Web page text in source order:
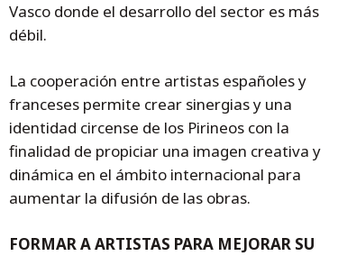
Vasco donde el desarrollo del sector es más
débil.
La cooperación entre artistas españoles y
franceses permite crear sinergias y una
identidad circense de los Pirineos con la
finalidad de propiciar una imagen creativa y
dinámica en el ámbito internacional para
aumentar la difusión de las obras.
FORMAR A ARTISTAS PARA MEJORAR SU